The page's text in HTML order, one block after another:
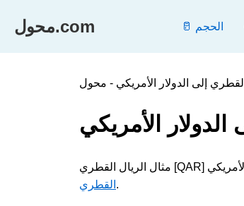
محول.com 🥛 الحجم
الأمريكي
القطري .